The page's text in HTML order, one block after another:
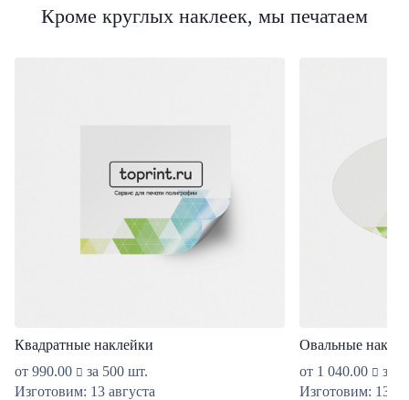
Кроме круглых наклеек, мы печатаем
Квадратные наклейки
от 990.00
за 500 шт.
Изготовим: 13 августа
Овальные
от 1 040.00
за
Изготовим: 13